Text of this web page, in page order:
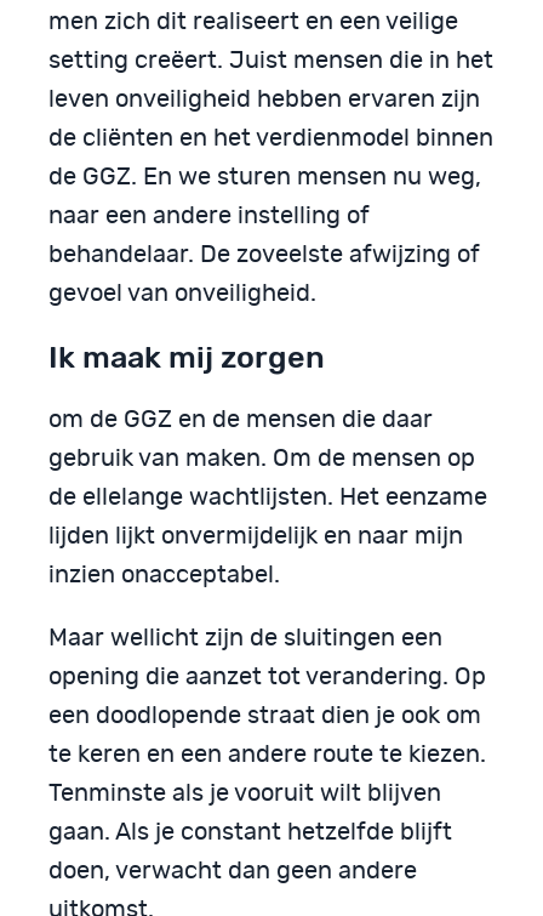
men zich dit realiseert en een veilige
setting creëert. Juist mensen die in het
leven onveiligheid hebben ervaren zijn
de cliënten en het verdienmodel binnen
de GGZ. En we sturen mensen nu weg,
naar een andere instelling of
behandelaar. De zoveelste afwijzing of
gevoel van onveiligheid.
Ik maak mij zorgen
om de GGZ en de mensen die daar
gebruik van maken. Om de mensen op
de ellelange wachtlijsten. Het eenzame
lijden lijkt onvermijdelijk en naar mijn
inzien onacceptabel.
Maar wellicht zijn de sluitingen een
opening die aanzet tot verandering. Op
een doodlopende straat dien je ook om
te keren en een andere route te kiezen.
Tenminste als je vooruit wilt blijven
gaan. Als je constant hetzelfde blijft
doen, verwacht dan geen andere
uitkomst.